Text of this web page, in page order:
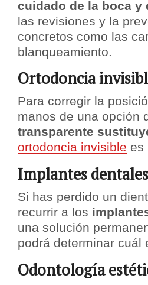
cuidado de la boca y
las revisiones y la
concretos como las
blanqueamiento.
Ortodoncia
Para corregir la
manos de una opción
transparente
ortodoncia invisible es
Implantes dentales
Si has perdido un
recurrir a los
una solución
podrá determinar cuál
Odontología